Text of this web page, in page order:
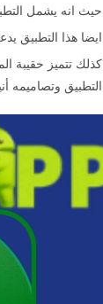
حيث انه يشمل
ايضا هذا التطبيق
كذلك تتميز حقيبة
التطبيق وتصاميمه